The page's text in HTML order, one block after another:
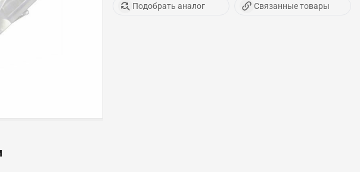
Подобрать аналог Связанные товары